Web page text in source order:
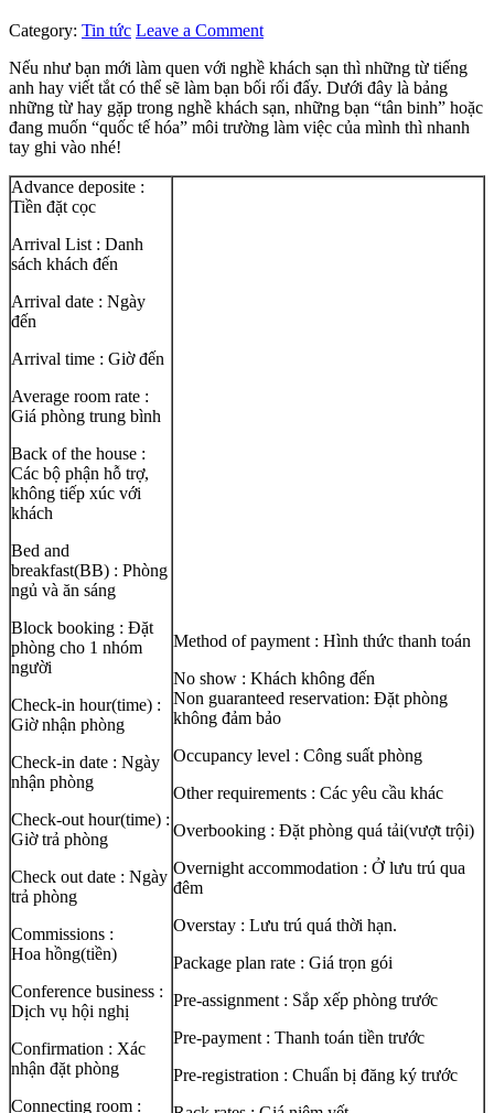
Category: Tin tức Leave a Comment
Nếu như bạn mới làm quen với nghề khách sạn thì những từ tiếng
anh hay viết tắt có thể sẽ làm bạn bối rối đấy. Dưới đây là bảng
những từ hay gặp trong nghề khách sạn, những bạn “tân binh” hoặc
đang muốn “quốc tế hóa” môi trường làm việc của mình thì nhanh
tay ghi vào nhé!
Advance deposite :
Tiền đặt cọc
Arrival List : Danh
sách khách đến
Arrival date : Ngày
đến
Arrival time : Giờ đến
Average room rate :
Giá phòng trung bình
Back of the house :
Các bộ phận hỗ trợ,
không tiếp xúc với
khách
Bed and
breakfast(BB) : Phòng
ngủ và ăn sáng
Block booking : Đặt
phòng cho 1 nhóm
người
Check-in hour(time) :
Giờ nhận phòng
Check-in date : Ngày
nhận phòng
Check-out hour(time) :
Giờ trả phòng
Check out date : Ngày
trả phòng
Commissions :
Hoa hồng(tiền)
Conference business :
Dịch vụ hội nghị
Confirmation : Xác
nhận đặt phòng
Connecting room :
Method of payment : Hình thức thanh toán
​No show : Khách không đến
Non guaranteed reservation: Đặt phòng
không đảm bảo
Occupancy level : Công suất phòng
Other requirements : Các yêu cầu khác
Overbooking : Đặt phòng quá tải(vượt trội)
Overnight accommodation : Ở lưu trú qua
đêm
Overstay : Lưu trú quá thời hạn.
Package plan rate : Giá trọn gói
Pre-assignment : Sắp xếp phòng trước
Pre-payment : Thanh toán tiền trước
Pre-registration : Chuẩn bị đăng ký trước